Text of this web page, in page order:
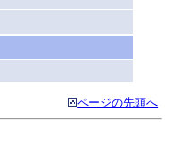
ページの先頭へ